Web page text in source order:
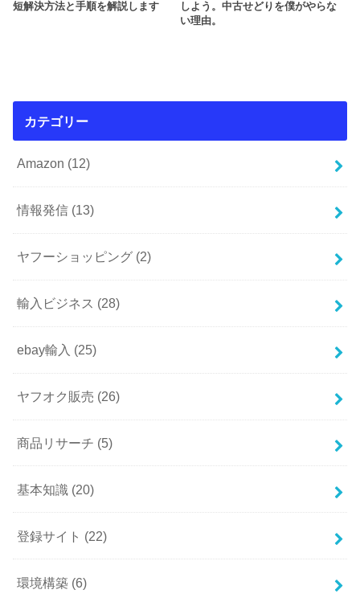
短解決方法と手順を解説します
しよう。中古せどりを僕がやらな
い理由。
カテゴリー
Amazon (12)
情報発信 (13)
ヤフーショッピング (2)
輸入ビジネス (28)
ebay輸入 (25)
ヤフオク販売 (26)
商品リサーチ (5)
基本知識 (20)
登録サイト (22)
環境構築 (6)